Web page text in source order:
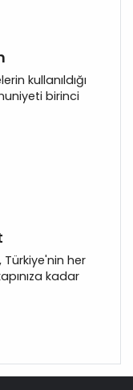
kullanıldığı
birinci
Türkiye'nin her
kadar